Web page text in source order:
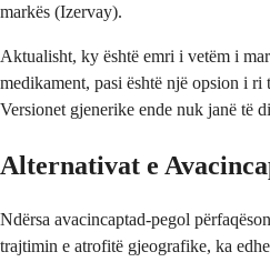
markës (Izervay).
Aktualisht, ky është emri i vetëm i
medikament, pasi është një opsion i
Versionet gjenerike ende nuk janë të
Alternativat e
Ndërsa avacincaptad-pegol
trajtimin e atrofitë gjeografike, ka